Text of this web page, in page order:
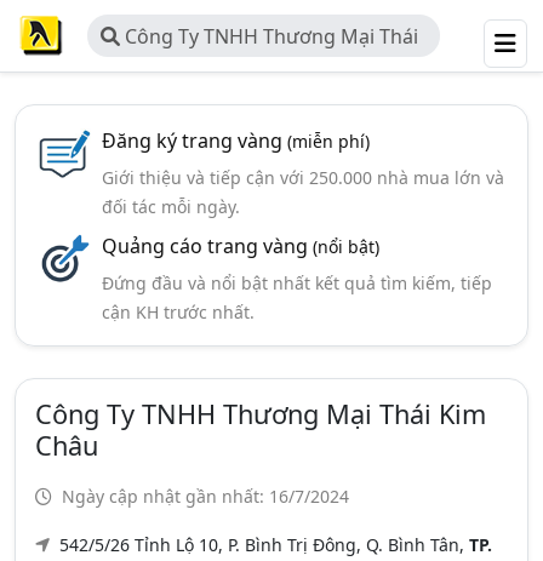
Công Ty TNHH Thương Mại Thái
Kim Châu
Đăng ký trang vàng (miễn phí)
Giới thiệu và tiếp cận với 250.000 nhà mua lớn và
đối tác mỗi ngày.
Quảng cáo trang vàng (nổi bật)
Đứng đầu và nổi bật nhất kết quả tìm kiếm, tiếp
cận KH trước nhất.
Công Ty TNHH Thương Mại Thái Kim
Châu
Ngày cập nhật gần nhất: 16/7/2024
542/5/26 Tỉnh Lộ 10, P. Bình Trị Đông, Q. Bình Tân, TP.